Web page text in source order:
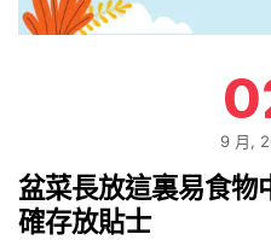
9 月,
盆菜長放這裏易食物
確存放貼士